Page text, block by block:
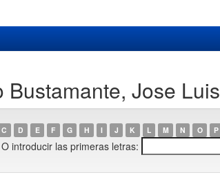
Jose Luis
C D E F G H I J K L M N O P
O introducir las primeras letras: